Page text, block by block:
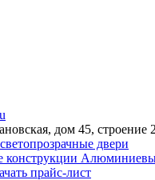
дом 45, строение 2
двери
конструкции
прайс-лист